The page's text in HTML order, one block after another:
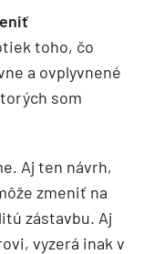
toho, čo
a ovplyvnené
som
Aj ten návrh,
zmeniť na
zástavbu. Aj
vyzerá inak v